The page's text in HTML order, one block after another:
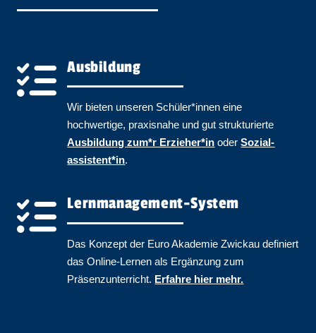
Ausbildung
Wir bieten unseren Schüler​*innen eine
hochwertige, praxisnahe und gut strukturierte
Ausbildung zum*r Erzieher​*in oderSozial­
assistent​*in.
Lernmanagement-System
Das Konzept der Euro Akademie Zwickau definiert
das Online-Lernen als Ergänzung zum
Präsenzunterricht. Erfahre hier mehr.